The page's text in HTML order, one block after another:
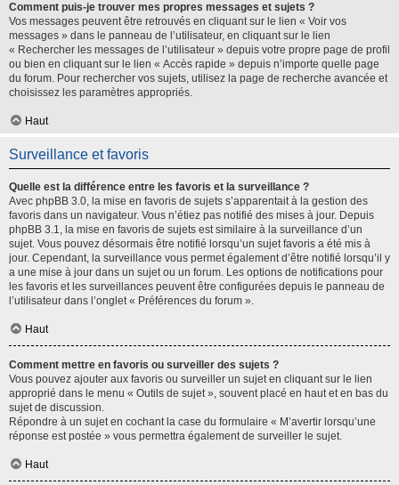
Comment puis-je trouver mes propres messages et sujets ?
Vos messages peuvent être retrouvés en cliquant sur le lien « Voir vos
messages » dans le panneau de l’utilisateur, en cliquant sur le lien
« Rechercher les messages de l’utilisateur » depuis votre propre page de profil
ou bien en cliquant sur le lien « Accès rapide » depuis n’importe quelle page
du forum. Pour rechercher vos sujets, utilisez la page de recherche avancée et
choisissez les paramètres appropriés.
Haut
Surveillance et favoris
Quelle est la différence entre les favoris et la surveillance ?
Avec phpBB 3.0, la mise en favoris de sujets s’apparentait à la gestion des
favoris dans un navigateur. Vous n’étiez pas notifié des mises à jour. Depuis
phpBB 3.1, la mise en favoris de sujets est similaire à la surveillance d’un
sujet. Vous pouvez désormais être notifié lorsqu’un sujet favoris a été mis à
jour. Cependant, la surveillance vous permet également d’être notifié lorsqu’il y
a une mise à jour dans un sujet ou un forum. Les options de notifications pour
les favoris et les surveillances peuvent être configurées depuis le panneau de
l’utilisateur dans l’onglet « Préférences du forum ».
Haut
Comment mettre en favoris ou surveiller des sujets ?
Vous pouvez ajouter aux favoris ou surveiller un sujet en cliquant sur le lien
approprié dans le menu « Outils de sujet », souvent placé en haut et en bas du
sujet de discussion.
Répondre à un sujet en cochant la case du formulaire « M’avertir lorsqu’une
réponse est postée » vous permettra également de surveiller le sujet.
Haut